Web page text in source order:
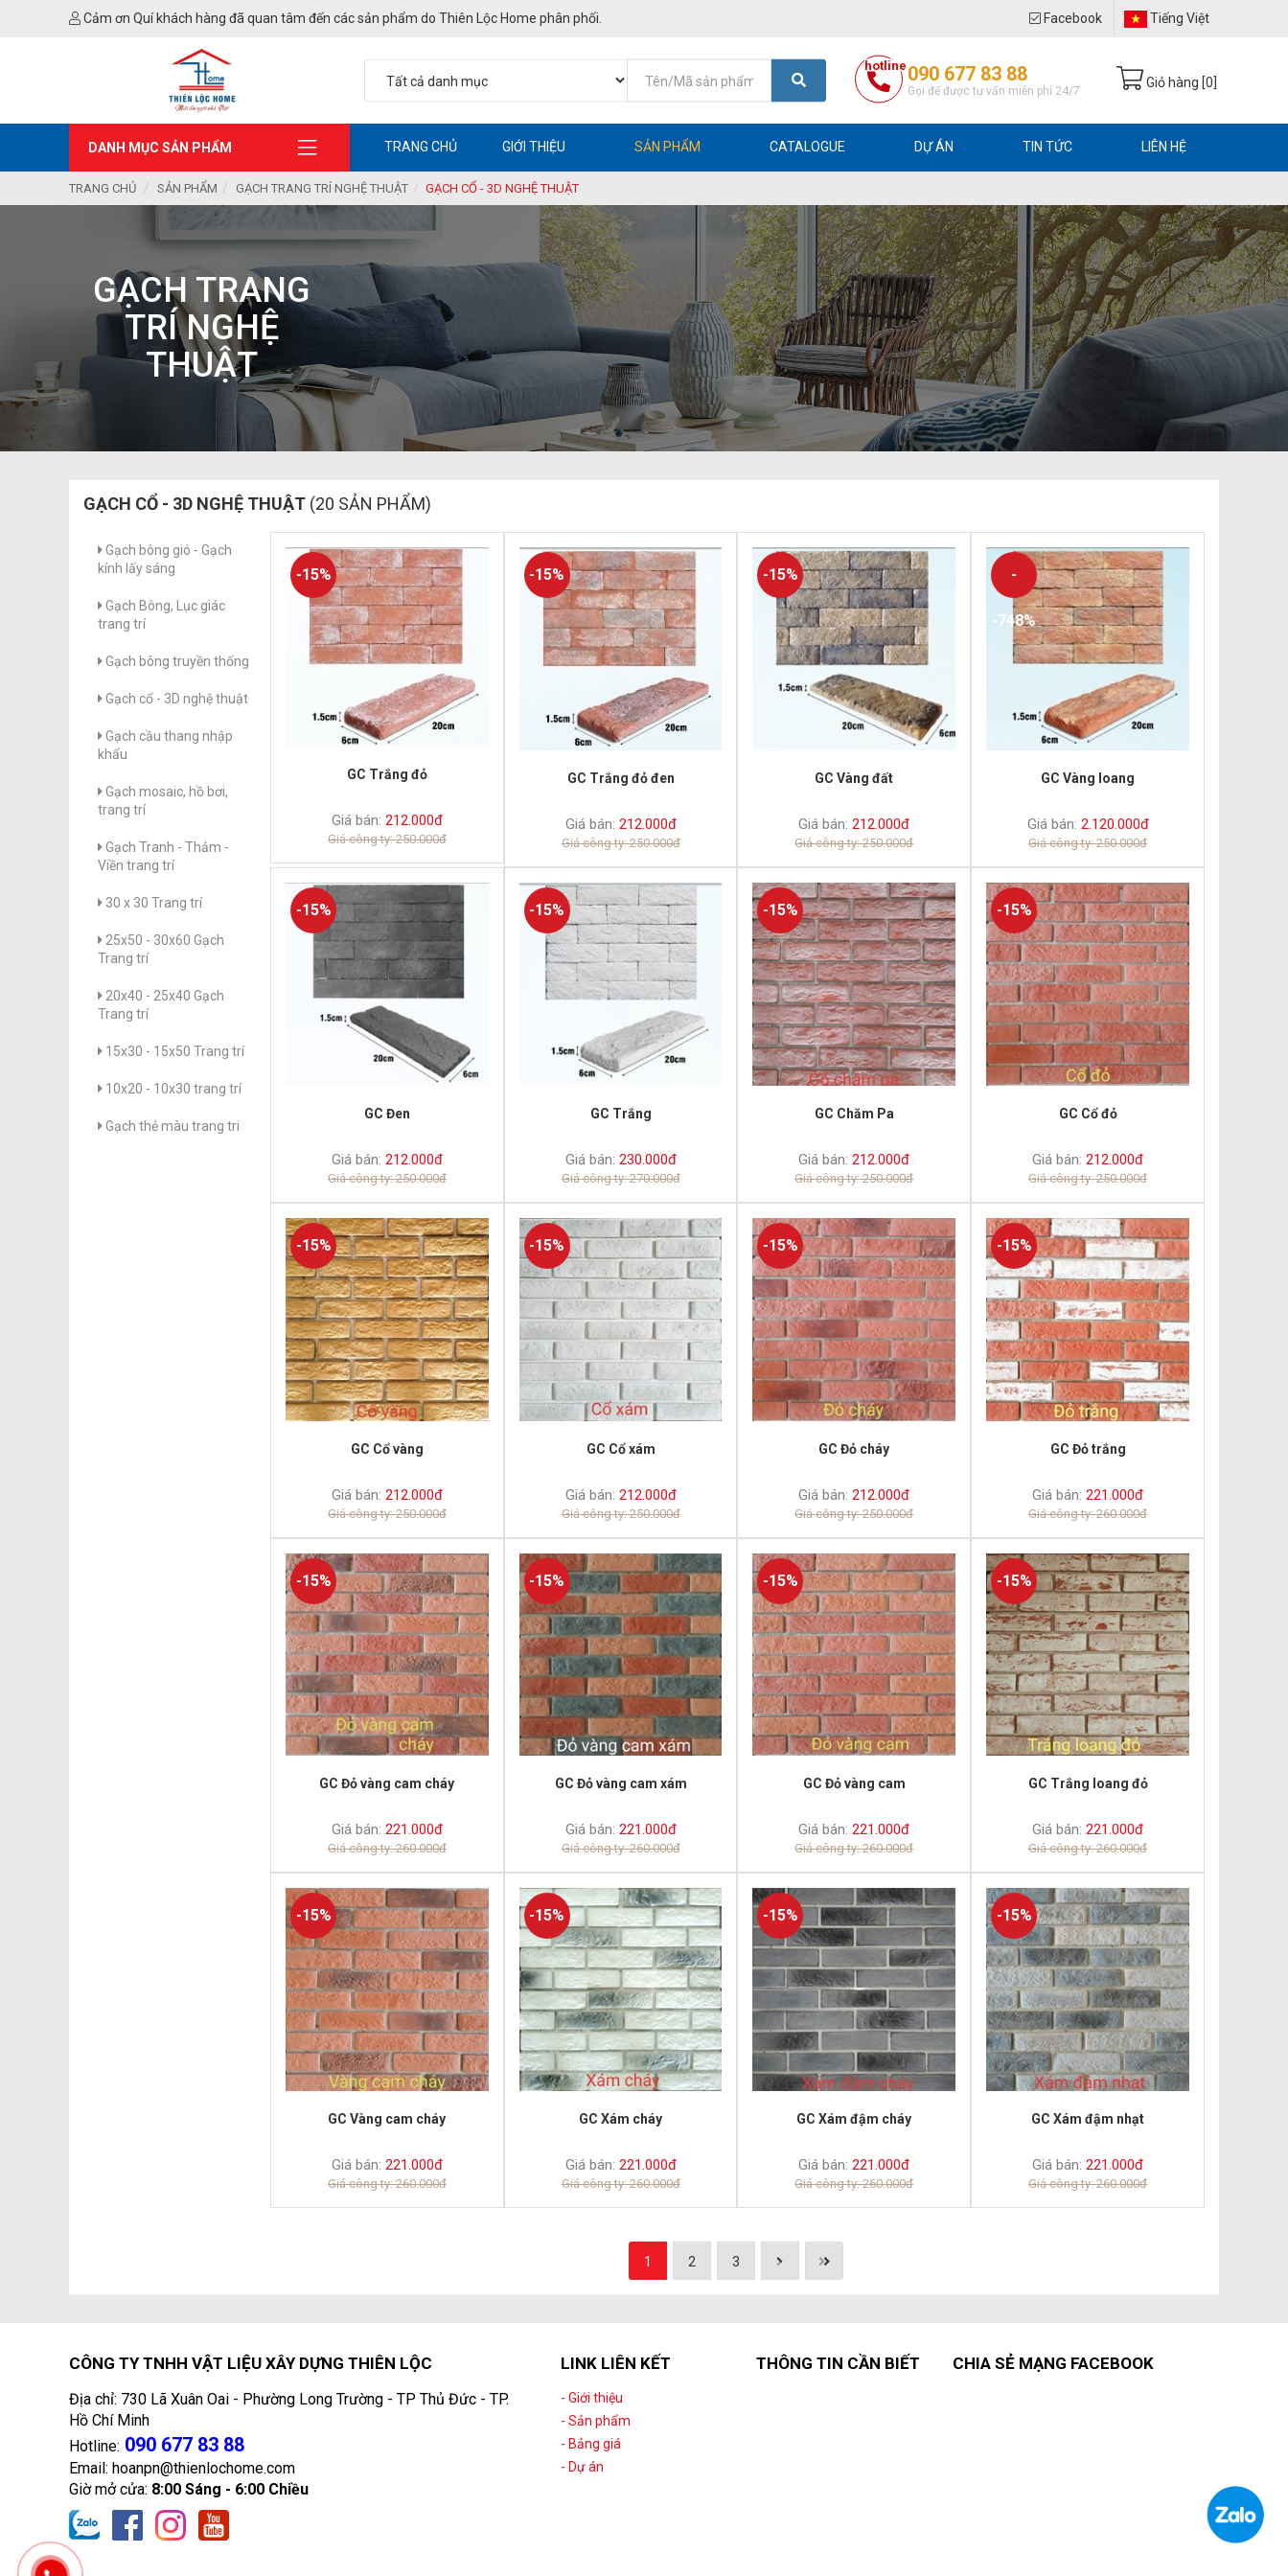
Cảm ơn Quí khách hàng đã quan tâm đến các sản phẩm do Thiên Lộc Home phân phối. Facebook Tiếng Việt
hotline 090 677 83 88
Gọi để được tư vấn miễn phí 24/7
Giỏ hàng [0
DANH MỤC SẢN PHẨM TRANG CHỦ GIỚI THIỆU SẢN PHẨM CATALOGUE DỰ ÁN TIN TỨC LIÊN HỆ
TRANG CHỦ SẢN PHẨM GẠCH TRANG TRÍ NGHỆ THUẬT GẠCH CỔ - 3D NGHỆ THUẬT
GẠCH TRANG
TRÍ NGHỆ
THUẬT
GẠCH CỔ - 3D NGHỆ THUẬT (20 SẢN PHẨM)
Gạch bông gió - Gạch
kính lấy sáng
Gạch Bông, Lục giác
trang trí
Gạch bông truyền thống
Gạch cổ - 3D nghệ thuật
Gạch cầu thang nhập
khẩu
Gạch mosaic, hồ bơi,
trang trí
Gạch Tranh - Thảm -
Viền trang trí
30 x 30 Trang trí
25x50 - 30x60 Gạch
Trang trí
20x40 - 25x40 Gạch
Trang trí
15x30 - 15x50 Trang trí
10x20 - 10x30 trang trí
Gạch thẻ màu trang tri
-15%
GC Trắng đỏ
Giá bán: 212.000đ
Giá công ty: 250.000đ
-15%
GC Trắng đỏ đen
Giá bán: 212.000đ
Giá công ty: 250.000đ
-15%
GC Vàng đất
Giá bán: 212.000đ
Giá công ty: 250.000đ
-
-748%
GC Vàng loang
Giá bán: 2.120.000đ
Giá công ty: 250.000đ
-15%
GC Đen
Giá bán: 212.000đ
Giá công ty: 250.000đ
-15%
GC Trắng
Giá bán: 230.000đ
Giá công ty: 270.000đ
-15%
GC Chăm Pa
Giá bán: 212.000đ
Giá công ty: 250.000đ
-15%
GC Cổ đỏ
Giá bán: 212.000đ
Giá công ty: 250.000đ
-15%
GC Cổ vàng
Giá bán: 212.000đ
Giá công ty: 250.000đ
-15%
GC Cổ xám
Giá bán: 212.000đ
Giá công ty: 250.000đ
-15%
GC Đỏ cháy
Giá bán: 212.000đ
Giá công ty: 250.000đ
-15%
GC Đỏ trắng
Giá bán: 221.000đ
Giá công ty: 260.000đ
-15%
GC Đỏ vàng cam cháy
Giá bán: 221.000đ
Giá công ty: 260.000đ
-15%
GC Đỏ vàng cam xám
Giá bán: 221.000đ
Giá công ty: 260.000đ
-15%
GC Đỏ vàng cam
Giá bán: 221.000đ
Giá công ty: 260.000đ
-15%
GC Trắng loang đỏ
Giá bán: 221.000đ
Giá công ty: 260.000đ
-15%
GC Vàng cam cháy
Giá bán: 221.000đ
Giá công ty: 260.000đ
-15%
GC Xám cháy
Giá bán: 221.000đ
Giá công ty: 260.000đ
-15%
GC Xám đậm cháy
Giá bán: 221.000đ
Giá công ty: 260.000đ
-15%
GC Xám đậm nhạt
Giá bán: 221.000đ
Giá công ty: 260.000đ
1 2 3
CÔNG TY TNHH VẬT LIỆU XÂY DỰNG THIÊN LỘC
Địa chỉ: 730 Lã Xuân Oai - Phường Long Trường - TP Thủ Đức - TP.
Hồ Chí Minh
Hotline: 090 677 83 88
Email: hoanpn@thienlochome.com
Giờ mở cửa: 8:00 Sáng - 6:00 Chiều
LINK LIÊN KẾT
- Giới thiệu
- Sản phẩm
- Bảng giá
- Dự án
THÔNG TIN CẦN BIẾT CHIA SẺ MẠNG FACEBOOK